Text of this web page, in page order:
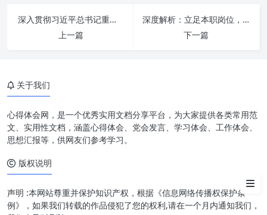
深入贯彻习近平总书记重要指示精神 着力推动办公室工作迈向新高度
上一篇
深度解析：立足本职岗位，践行使命担当的职业智慧与人生格局
下一篇
行动
组织篇：如何构建“以学促干 担
当作为”的文化
关于我们
心得体会网，是一个优秀实用文档分享平台，为大家提供各类常用范
文、实用性文档，涵盖心得体会、党会发言、学习体会、工作体会、
思想汇报等，供网友们参考学习。
版权说明
声明 :本网站尊重并保护知识产权，根据《信息网络传播权保护条
例》，如果我们转载的作品侵犯了您的权利,请在一个月内通知我们，